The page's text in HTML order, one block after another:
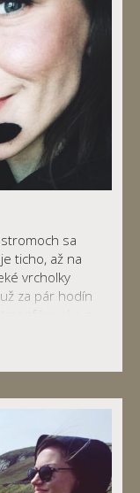
sa
ticho, až na
vrcholky
za pár hodín
že má jeseň